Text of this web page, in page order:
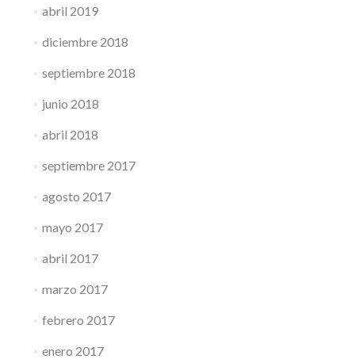
abril 2019
diciembre 2018
septiembre 2018
junio 2018
abril 2018
septiembre 2017
agosto 2017
mayo 2017
abril 2017
marzo 2017
febrero 2017
enero 2017